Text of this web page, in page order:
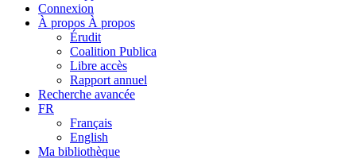
Connexion
À propos À propos
Érudit
Coalition Publica
Libre accès
Rapport annuel
Recherche avancée
FR
Français
English
Ma bibliothèque